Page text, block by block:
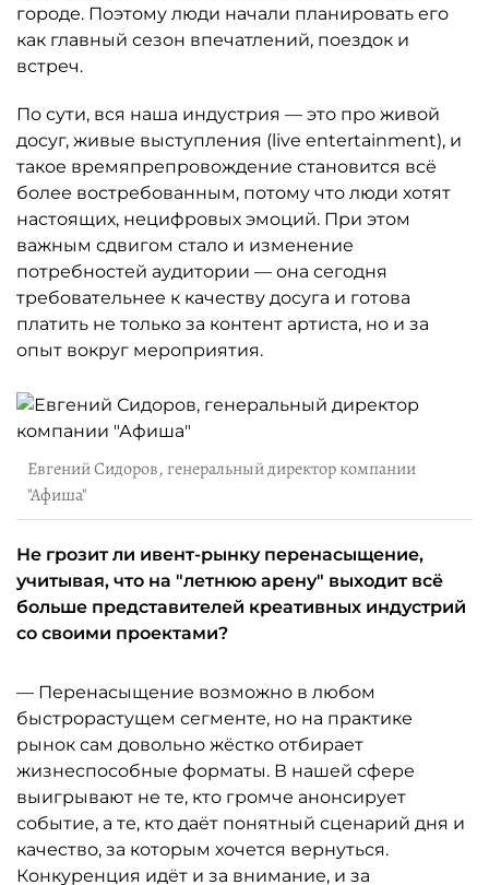
городе. Поэтому люди начали планировать его
как главный сезон впечатлений, поездок и
встреч.
По сути, вся наша индустрия — это про живой
досуг, живые выступления (live entertainment), и
такое времяпрепровождение становится всё
более востребованным, потому что люди хотят
настоящих, нецифровых эмоций. При этом
важным сдвигом стало и изменение
потребностей аудитории — она сегодня
требовательнее к качеству досуга и готова
платить не только за контент артиста, но и за
опыт вокруг мероприятия.
Евгений Сидоров, генеральный директор компании
"Афиша"
Не грозит ли ивент-рынку перенасыщение,
учитывая, что на "летнюю арену" выходит всё
больше представителей креативных индустрий
со своими проектами?
— Перенасыщение возможно в любом
быстрорастущем сегменте, но на практике
рынок сам довольно жёстко отбирает
жизнеспособные форматы. В нашей сфере
выигрывают не те, кто громче анонсирует
событие, а те, кто даёт понятный сценарий дня и
качество, за которым хочется вернуться.
Конкуренция идёт и за внимание, и за